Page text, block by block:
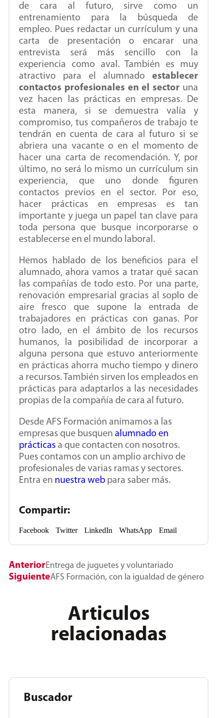
de cara al futuro, sirve como un
entrenamiento para la búsqueda de
empleo. Pues redactar un currículum y una
carta de presentación o encarar una
entrevista será más sencillo con la
experiencia como aval. También es muy
atractivo para el alumnado establecer
contactos profesionales en el sector una
vez hacen las prácticas en empresas. De
esta manera, si se demuestra valía y
compromiso, tus compañeros de trabajo te
tendrán en cuenta de cara al futuro si se
abriera una vacante o en el momento de
hacer una carta de recomendación. Y, por
último, no será lo mismo un currículum sin
experiencia, que uno donde figuren
contactos previos en el sector. Por eso,
hacer prácticas en empresas es tan
importante y juega un papel tan clave para
toda persona que busque incorporarse o
establecerse en el mundo laboral.
Hemos hablado de los beneficios para el
alumnado, ahora vamos a tratar qué sacan
las compañías de todo esto. Por una parte,
renovación empresarial gracias al soplo de
aire fresco que supone la entrada de
trabajadores en prácticas con ganas. Por
otro lado, en el ámbito de los recursos
humanos, la posibilidad de incorporar a
alguna persona que estuvo anteriormente
en prácticas ahorra mucho tiempo y dinero
a recursos. También sirven los empleados en
prácticas para adaptarlos a las necesidades
propias de la compañía de cara al futuro.
Desde AFS Formación animamos a las
empresas que busquen alumnado en
prácticas a que contacten con nosotros.
Pues contamos con un amplio archivo de
profesionales de varias ramas y sectores.
Entra en nuestra web para saber más.
Compartir:
Facebook Twitter LinkedIn WhatsApp Email
AnteriorEntrega de juguetes y voluntariado
SiguienteAFS Formación, con la igualdad de género
Articulos
relacionadas
Buscador